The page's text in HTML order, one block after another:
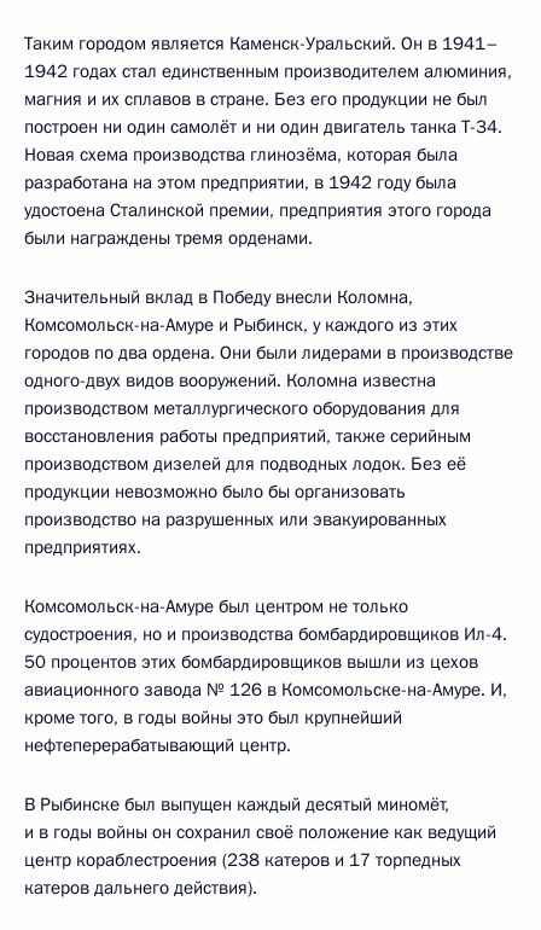
Таким городом является Каменск-Уральский. Он в 1941–
1942 годах стал единственным производителем алюминия,
магния и их сплавов в стране. Без его продукции не был
построен ни один самолёт и ни один двигатель танка Т-34.
Новая схема производства глинозёма, которая была
разработана на этом предприятии, в 1942 году была
удостоена Сталинской премии, предприятия этого города
были награждены тремя орденами.
Значительный вклад в Победу внесли Коломна,
Комсомольск-на-Амуре и Рыбинск, у каждого из этих
городов по два ордена. Они были лидерами в производстве
одного-двух видов вооружений. Коломна известна
производством металлургического оборудования для
восстановления работы предприятий, также серийным
производством дизелей для подводных лодок. Без её
продукции невозможно было бы организовать
производство на разрушенных или эвакуированных
предприятиях.
Комсомольск-на-Амуре был центром не только
судостроения, но и производства бомбардировщиков Ил-4.
50 процентов этих бомбардировщиков вышли из цехов
авиационного завода № 126 в Комсомольске-на-Амуре. И,
кроме того, в годы войны это был крупнейший
нефтеперерабатывающий центр.
В Рыбинске был выпущен каждый десятый миномёт,
и в годы войны он сохранил своё положение как ведущий
центр кораблестроения (238 катеров и 17 торпедных
катеров дальнего действия).